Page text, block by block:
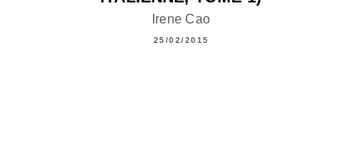
Irene Cao
25/02/2015